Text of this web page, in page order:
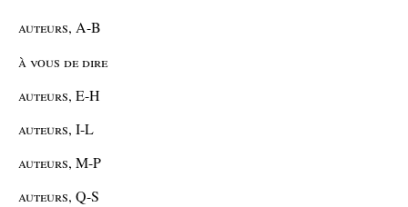
auteurs, A-B
à vous de dire
auteurs, E-H
auteurs, I-L
auteurs, M-P
auteurs, Q-S